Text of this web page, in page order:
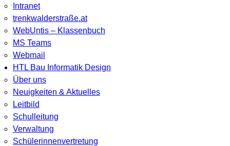
Intranet
trenkwalderstraße.at
WebUntis – Klassenbuch
MS Teams
Webmail
HTL Bau Informatik Design
Über uns
Neuigkeiten & Aktuelles
Leitbild
Schulleitung
Verwaltung
Schülerinnenvertretung